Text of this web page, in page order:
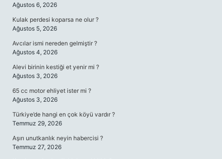
Ağustos 6, 2026
Kulak perdesi koparsa ne olur ?
Ağustos 5, 2026
Avcılar ismi nereden gelmiştir ?
Ağustos 4, 2026
Alevi birinin kestiği et yenir mi ?
Ağustos 3, 2026
65 cc motor ehliyet ister mi ?
Ağustos 3, 2026
Türkiye’de hangi en çok köyü vardır ?
Temmuz 29, 2026
Aşırı unutkanlık neyin habercisi ?
Temmuz 27, 2026